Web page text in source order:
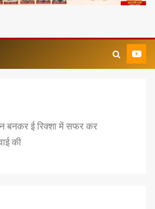
ई रिक्शा में सफर कर
की